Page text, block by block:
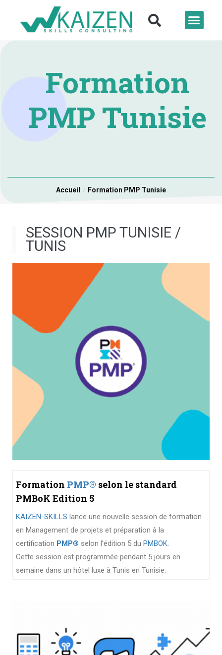
Formation
PMP Tunisie
Accueil Formation PMP Tunisie
SESSION PMP TUNISIE /
TUNIS
Formation PMP® selon le standard
PMBoK Edition 5
KAIZEN-SKILLS lance une nouvelle session de formation
en Management de projets et préparation à la
certification PMP® selon l’édition 5 du PMBOK.
Cette session est programmée pendant 5 jours en
semaine dans un hôtel luxe à Tunis en Tunisie.